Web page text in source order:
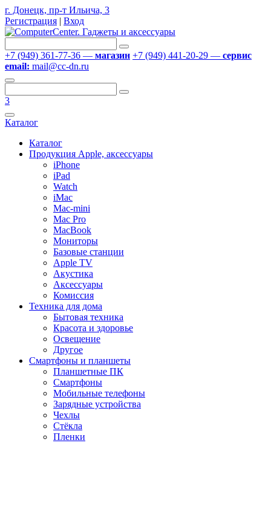
г. Донецк, пр-т Ильича, 3
Регистрация | Вход
+7 (949) 361-77-36 — магазин +7 (949) 441-20-29 — сервис
email: mail@cc-dn.ru
3
Каталог
Каталог
Продукция Apple, аксессуары
iPhone
iPad
Watch
iMac
Mac-mini
Mac Pro
MacBook
Мониторы
Базовые станции
Apple TV
Акустика
Аксессуары
Комиссия
Техника для дома
Бытовая техника
Красота и здоровье
Освещение
Другое
Смартфоны и планшеты
Планшетные ПК
Смартфоны
Мобильные телефоны
Зарядные устройства
Чехлы
Стёкла
Пленки